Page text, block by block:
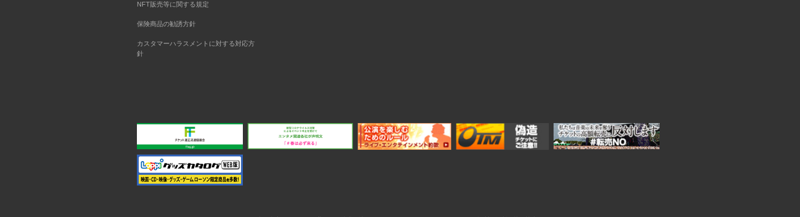
NFT販売等に関する規定
保険商品の勧誘方針
カスタマーハラスメントに対する対応方
針